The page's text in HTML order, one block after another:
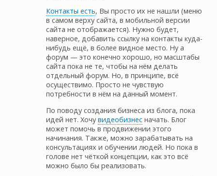
Контакты есть, Вы просто их не нашли (меню
в самом верху сайта, в мобильной версии
сайта не отображается). Нужно будет,
наверное, добавить ссылку на контакты куда-
нибудь ещё, в более видное место. Ну а
форум — это конечно хорошо, но масштабы
сайта пока не те, чтобы на нём делать
отдельный форум. Но, в принципе, всё
осуществимо. Просто не чувствую
потребности в нём на данный момент.
По поводу создания бизнеса из блога, пока
идей нет. Хочу видеобизнес начать. Блог
может помочь в продвижении этого
начинания. Также, можно зарабатывать на
консультациях и обучении людей. Но пока в
голове нет чёткой концепции, как это всё
можно было бы реализовать.